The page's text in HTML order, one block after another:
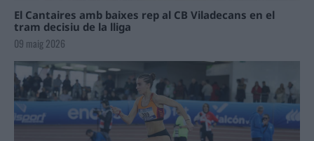
El Cantaires amb baixes rep al CB Viladecans en el
tram decisiu de la lliga
09 maig 2026